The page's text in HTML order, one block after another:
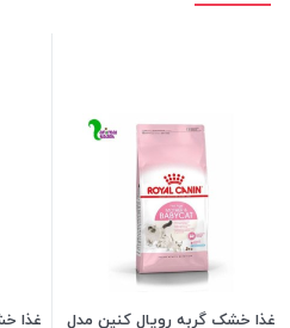
غذا خشک گربه رویال کنین مدل
غذا